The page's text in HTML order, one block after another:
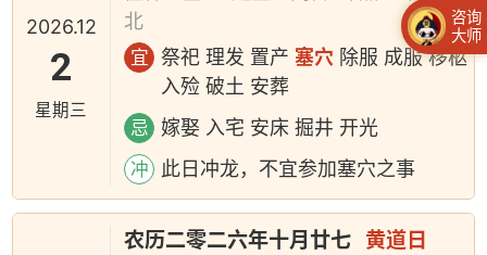
2026.12
2
星期三
北
宜 祭祀 理发 置产塞穴 除服 成服 移柩
入殓 破土 安葬
忌 嫁娶 入宅 安床 掘井 开光
冲 此日冲龙，不宜参加塞穴之事
农历二零二六年十月廿七 黄道日
咨询
大师